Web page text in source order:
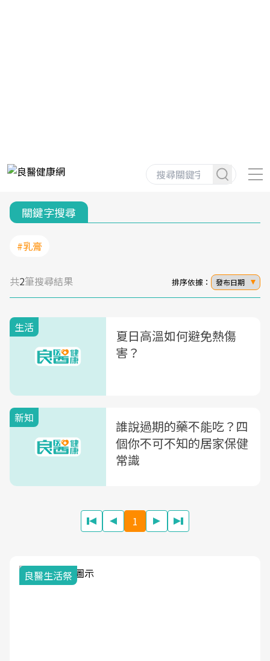
關鍵字搜尋
#乳膏
共2筆搜尋結果 排序依據： 發布日期
生活
夏日高溫如何避免熱傷
害？
新知
誰說過期的藥不能吃？四
個你不可不知的居家保健
常識
1
我與健康韌性的距離